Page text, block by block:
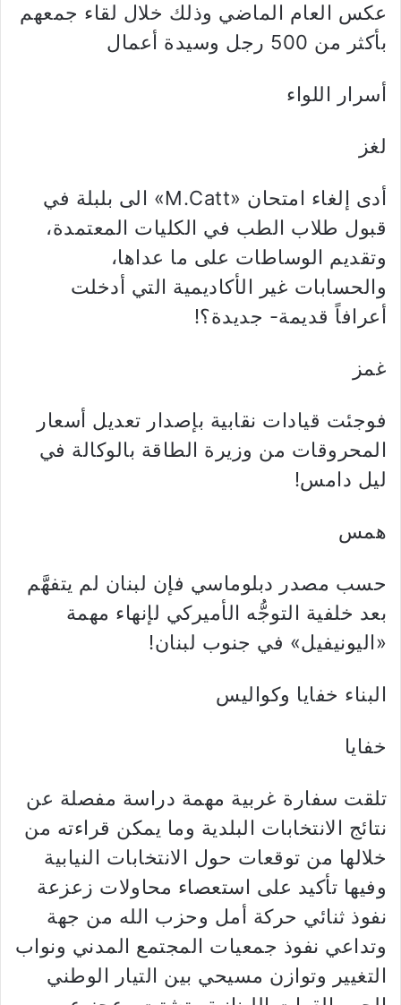
عكس العام الماضي وذلك خلال لقاء جمعهم
بأكثر من 500 رجل وسيدة أعمال
أسرار اللواء
لغز
أدى إلغاء امتحان «M.Catt» الى بلبلة في
قبول طلاب الطب في الكليات المعتمدة،
وتقديم الوساطات على ما عداها،
والحسابات غير الأكاديمية التي أدخلت
أعرافاً قديمة- جديدة؟!
غمز
فوجئت قيادات نقابية بإصدار تعديل أسعار
المحروقات من وزيرة الطاقة بالوكالة في
ليل دامس!
همس
حسب مصدر دبلوماسي فإن لبنان لم يتفهَّم
بعد خلفية التوجُّه الأميركي لإنهاء مهمة
«اليونيفيل» في جنوب لبنان!
البناء خفايا وكواليس
خفايا
تلقت سفارة غربية مهمة دراسة مفصلة عن
نتائج الانتخابات البلدية وما يمكن قراءته من
خلالها من توقعات حول الانتخابات النيابية
وفيها تأكيد على استعصاء محاولات زعزعة
نفوذ ثنائي حركة أمل وحزب الله من جهة
وتداعي نفوذ جمعيات المجتمع المدني ونواب
التغيير وتوازن مسيحي بين التيار الوطني